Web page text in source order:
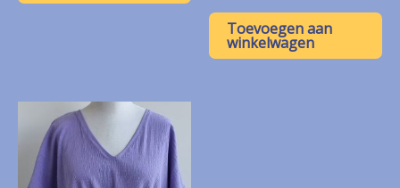
Toevoegen aan
winkelwagen